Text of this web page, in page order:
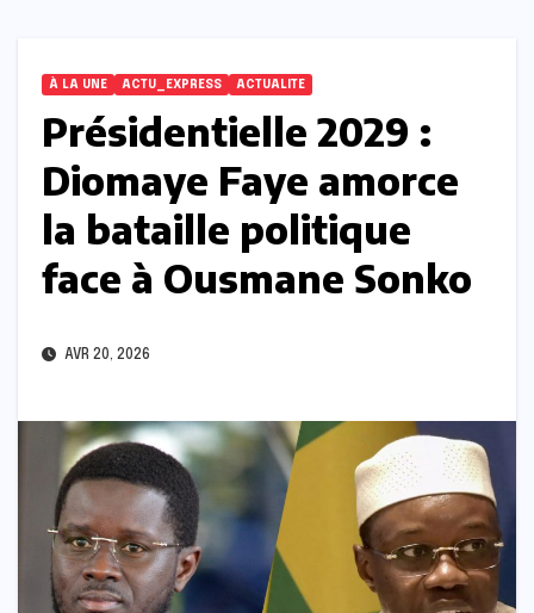
À LA UNE ACTU_EXPRESS ACTUALITE
Présidentielle 2029 :
Diomaye Faye amorce
la bataille politique
face à Ousmane Sonko
AVR 20, 2026